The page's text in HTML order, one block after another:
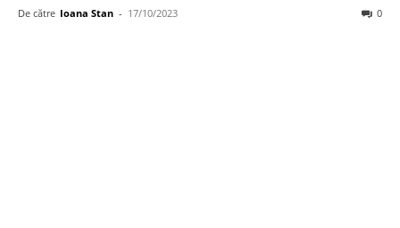
De către Ioana Stan - 17/10/2023 0